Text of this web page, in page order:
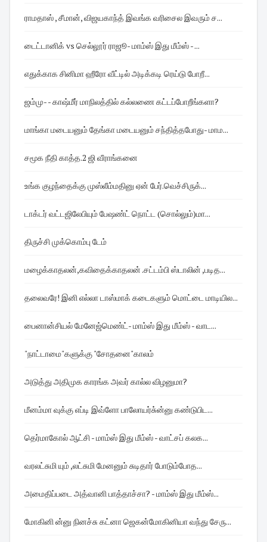
ராமதாஸ் , சீமான், விஜயகாந்த் இவங்க வரிசைல இவரும் ச...
டைட்டானிக் vs செல்லூர் ராஜூ- மாம்ஸ் இது மீம்ஸ் - ...
எதுக்காக சினிமா ஹீரோ வீட்டில் அடிக்கடி ரெய்டு போறீ...
ஜம்மு- - காஷ்மீர் மாநிலத்தில் கல்லணை கட்டப்போறீங்களா?
மாங்கா மடையனும் தேங்கா மடையனும் சந்தித்தபோது- மாம...
சமூக நீதி காத்த.2 ஜி வீராங்கனை
உங்க குழந்தைக்கு முஸ்லீம்மதினு ஏன் பேர்.வெச்சிருக்...
டாக்டர் வட்டஜிலேபியும் பேஷண்ட் நொட்ட (சொல்லும்)மா...
திருச்சி முக்கொம்பு டேம்
மழைக்காதலன்,கவிதைக்காதலன் .சட்டம்பி ஸ்டாலின் ,படித...
தலைவரே! இனி எல்லா டாஸ்மாக் கடைகளும் மொட்டை மாடியில...
பைனான்சியல் மேனேஜ்மெண்ட்- மாம்ஸ் இது மீம்ஸ் - வாட...
"நாட்டாமை"களுக்கு "சோதனை"காலம்
அடுத்து அதிமுக காரங்க அவர் கால்ல விழனுமா?
மீனம்மா வுக்கு எப்டி இவ்ளோ பாலோயர்சு்ன்னு கண்டுபிட...
தெர்மாகோல் ஆட்சி - மாம்ஸ் இது மீம்ஸ் - வாட்சப் கலக...
வரலட்சுமி யும் ,லட்சுமி மேனனும் சுடிதார் போடும்போத...
அமைதிப்படை அத்வானி பாத்தாச்சா? - மாம்ஸ் இது மீம்ஸ்...
மோகினி ன்னு நினச்சு கட்னா ஜெகன்மோகினியா வந்து சேரு...